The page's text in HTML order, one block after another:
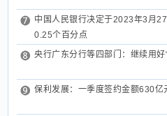
中国人民银行决定于2023年3月
0.25个百分点
央行广东分行等四部门：继续用
保利发展：一季度签约金额630亿